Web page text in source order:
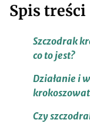
Spis treści
Szczodrak
co to jest?
Działanie i
Czy